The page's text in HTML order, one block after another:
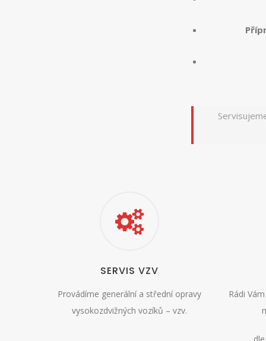
SERVIS VZV
Provádíme generální a střední opravy
vysokozdvižných vozíků – vzv.
Rádi